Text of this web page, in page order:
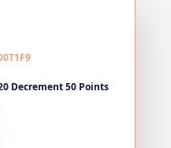
Decrement 50 Points